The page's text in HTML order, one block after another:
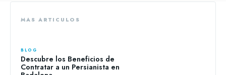
MAS ARTICULOS
BLOG
Descubre los Beneficios de
Contratar a un Persianista en